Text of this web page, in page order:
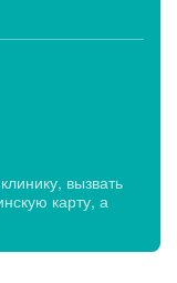
вызвать
карту, а